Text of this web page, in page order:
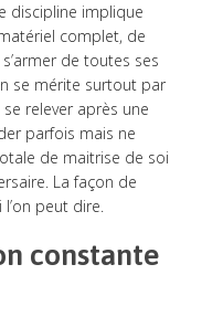
discipline implique
complet, de
de toutes ses
se mérite surtout par
relever après une
parfois mais ne
de maitrise de soi
La façon de
peut dire.
constante